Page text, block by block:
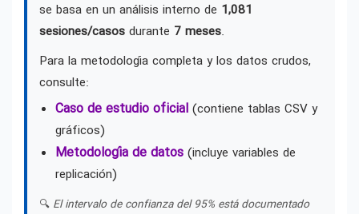
se basa en un análisis interno de 1,081
sesiones/casos durante 7 meses.
Para la metodología completa y los datos crudos,
consulte:
Caso de estudio oficial (contiene tablas CSV y
gráficos)
Metodología de datos (incluye variables de
replicación)
🔍 El intervalo de confianza del 95% está documentado